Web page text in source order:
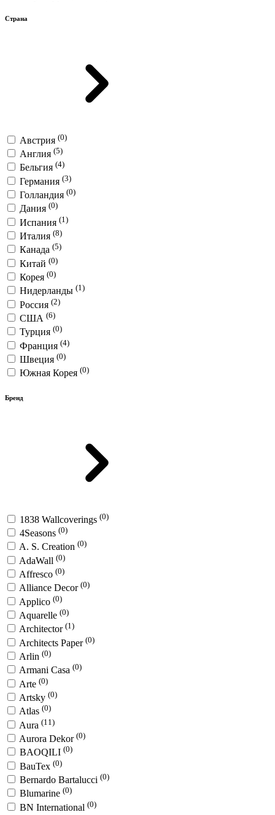
Страна
Австрия (0)
Англия (5)
Бельгия (4)
Германия (3)
Голландия (0)
Дания (0)
Испания (1)
Италия (8)
Канада (5)
Китай (0)
Корея (0)
Нидерланды (1)
Россия (2)
США (6)
Турция (0)
Франция (4)
Швеция (0)
Южная Корея (0)
Бренд
1838 Wallcoverings (0)
4Seasons (0)
A. S. Creation (0)
AdaWall (0)
Affresco (0)
Alliance Decor (0)
Applico (0)
Aquarelle (0)
Architector (1)
Architects Paper (0)
Arlin (0)
Armani Casa (0)
Arte (0)
Artsky (0)
Atlas (0)
Aura (11)
Aurora Dekor (0)
BAOQILI (0)
BauTex (0)
Bernardo Bartalucci (0)
Blumarine (0)
BN International (0)